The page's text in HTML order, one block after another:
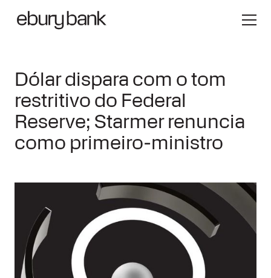
Dólar dispara com o tom
restritivo do Federal
Reserve; Starmer renuncia
como primeiro-ministro